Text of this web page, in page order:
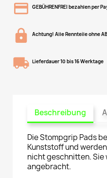
GEBÜHRENFREI bezahlen per
Achtung! Alle Rennteile ohne
Lieferdauer 10 bis 16 Werktage
Beschreibung
Die Stompgrip Pads
Kunststoff und
nicht geschnitten. Sie
angebracht.